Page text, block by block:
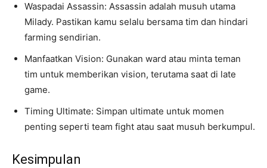
Waspadai Assassin: Assassin adalah musuh utama
Milady. Pastikan kamu selalu bersama tim dan hindari
farming sendirian.
Manfaatkan Vision: Gunakan ward atau minta teman
tim untuk memberikan vision, terutama saat di late
game.
Timing Ultimate: Simpan ultimate untuk momen
penting seperti team fight atau saat musuh berkumpul.
Kesimpulan